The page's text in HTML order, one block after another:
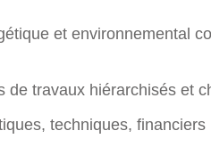
et environnemental
de travaux hiérarchisés et
techniques,